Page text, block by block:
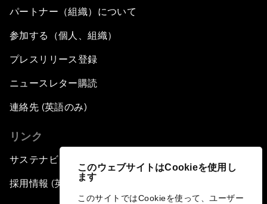
このウェブサイトはCookieを使用し
ます
このサイトではCookieを使って、ユーザー
パートナー（組織）について
参加する（個人、組織）
プレスリリース登録
ニュースレター購読
連絡先 (英語のみ)
リンク
サステナビリティへの取り組み
採用情報 (英語のみ)